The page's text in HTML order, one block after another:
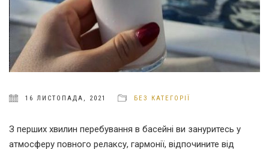
16 ЛИСТОПАДА, 2021 БЕЗ КАТЕГОРІЇ
З перших хвилин перебування в басейні ви зануритесь у
атмосферу повного релаксу, гармонії, відпочините від